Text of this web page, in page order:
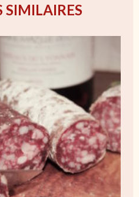
SIMILAIRES